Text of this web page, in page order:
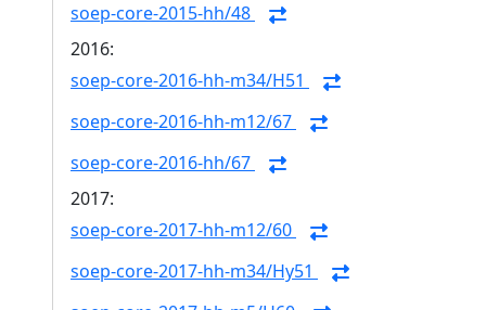
soep-core-2015-hh/48
2016:
soep-core-2016-hh-m34/H51
soep-core-2016-hh-m12/67
soep-core-2016-hh/67
2017:
soep-core-2017-hh-m12/60
soep-core-2017-hh-m34/Hy51